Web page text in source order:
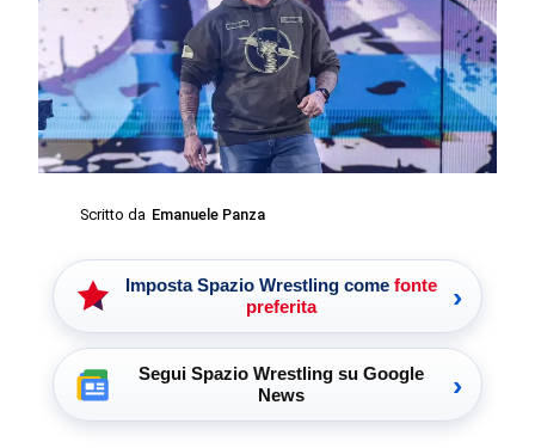
Scritto da Emanuele Panza
Imposta Spazio Wrestling come fonte
preferita
›
Segui Spazio Wrestling su Google
News
›